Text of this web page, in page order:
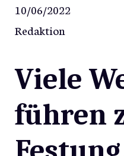
10/06/2022
Redaktion
Viele
führen